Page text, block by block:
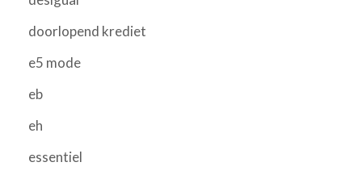
doorlopend krediet
e5 mode
eb
eh
essentiel